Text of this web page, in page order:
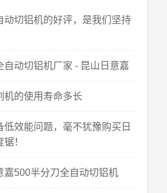
动切铝机的好评，是我们坚持
自动切铝机厂家 - 昆山日意嘉
机的使用寿命多长
效能问题，毫不犹豫购买日
！
嘉500半分刀全自动切铝机